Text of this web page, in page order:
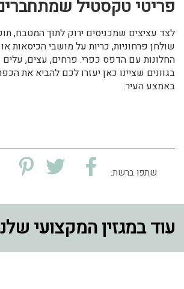
פריטי טקסטיל
לצד עציצים שמכניסים ירוק לתוך המטבח,
שולחן פרחוניות, כריות על מושבי הכיסאות
החלונות עם הדפס כפרי. פרחים, עצים,
בגוונים שציינו כאן יעזרו לכם להביא את
באמצע העיר.
שתפו ברשת:
עוד במגזין המקצועי